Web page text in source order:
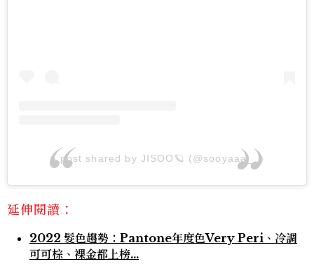
A post shared by JISOO🪐 (@sooyaaa__)
延伸閱讀：
2022 髮色趨勢：Pantone年度色Very Peri、冷調
可可棕、裸金都上榜...